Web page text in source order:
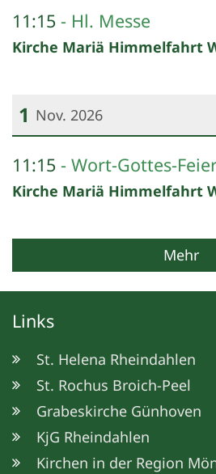
11:15 Hl. Messe
Kirche Mariä Himmelfahrt
1 Nov. 2026
11:15 Wort-Gottes-
Kirche Mariä Himmelfahrt
Mehr
Links
St. Helena Rheindahlen
St. Rochus Broich-Peel
Grabeskirche Günhoven
KjG Rheindahlen
Kirchen in der Region